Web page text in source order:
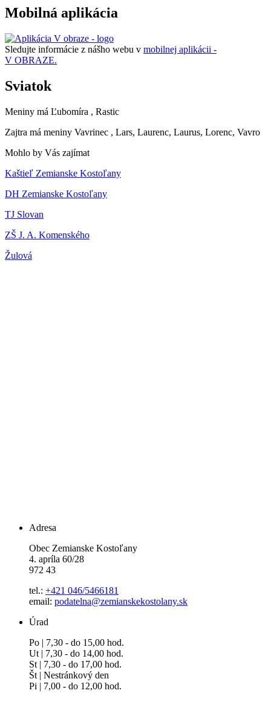
Mobilná aplikácia
Sledujte informácie z nášho webu v mobilnej aplikácii -
V OBRAZE.
Sviatok
Meniny má Ľubomíra , Rastic
Zajtra má meniny Vavrinec , Lars, Laurenc, Laurus, Lorenc, Vavro
Mohlo by Vás zajímat
Kaštieľ Zemianske Kostoľany
DH Zemianske Kostoľany
TJ Slovan
ZŠ J. A. Komenského
Žulová
Adresa
Obec Zemianske Kostoľany
4. apríla 60/28
972 43
tel.: +421 046/5466181
email: podatelna@zemianskekostolany.sk
Úrad
Po | 7,30 - do 15,00 hod.
Ut | 7,30 - do 14,00 hod.
St | 7,30 - do 17,00 hod.
Št | Nestránkový den
Pi | 7,00 - do 12,00 hod.